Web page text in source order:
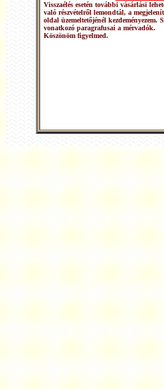
Visszaélés esetén további vásárlási
való részvételről lemondtál, a
oldal üzemeltetőjénél
vonatkozó paragrafusai a mérvadók.
Köszönöm figyelmed.